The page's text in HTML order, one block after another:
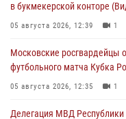
в букмекерской конторе
05 августа 2026, 12:39 1
Московские росгвардейцы
футбольного матча Кубка
05 августа 2026, 12:35 1
Делегация МВД